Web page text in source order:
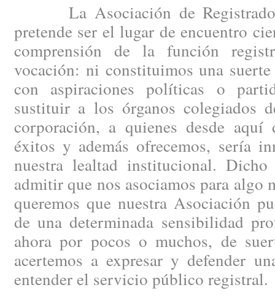
La Asociación de
pretende ser el lugar de encuentro
comprensión de la función
vocación: ni constituimos una
con aspiraciones políticas o
sustituir a los órganos colegiados
corporación, a quienes desde aquí
éxitos y además ofrecemos, sería
nuestra lealtad institucional.
admitir que nos asociamos para algo
queremos que nuestra Asociación
de una determinada sensibilidad
ahora por pocos o muchos, de
acertemos a expresar y defender
entender el servicio público registral.